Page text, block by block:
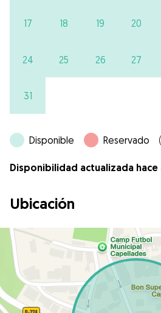
17 18 19 20
24 25 26 27
31
Disponible Reservado
Disponibilidad actualizada
Ubicación